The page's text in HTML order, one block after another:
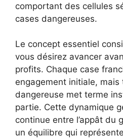
comportant des cellules
cases dangereuses.
Le concept essentiel
vous désirez avancer
profits. Chaque case
engagement initiale, mais
dangereuse met terme
partie. Cette dynamique
continue entre l’appât du
un équilibre qui